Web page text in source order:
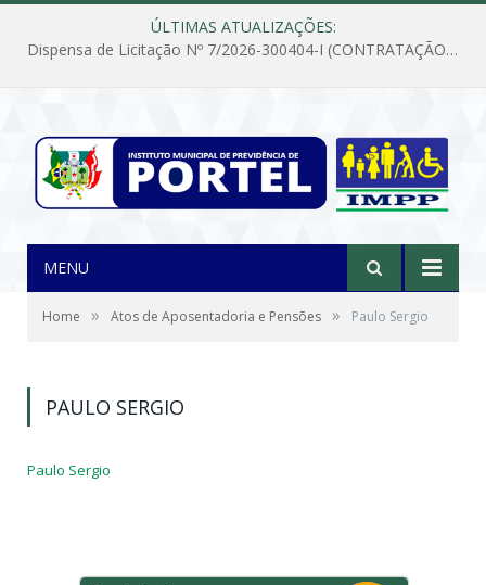
ÚLTIMAS ATUALIZAÇÕES:
Dispensa de Licitação Nº 7/2026-300404-I (CONTRATAÇÃO DE EMPRESA PARA MANUTENÇÃO E REPARAÇÃO DE APARELHOS DE AR CONDICIONADO, EM ATENDIMENTO ÀS NECESSIDADES DO INSTITUTO DE PREVIDÊNCIA MUNICIPAL DE PORTEL/PA)
MENU
Home » Atos de Aposentadoria e Pensões » Paulo Sergio
PAULO SERGIO
Paulo Sergio